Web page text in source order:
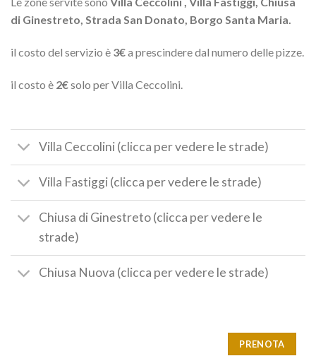
di Ginestreto, Strada San Donato, Borgo Santa Maria.
il costo del servizio è 3€a prescindere dal numero delle pizze.
il costo è 2€solo per Villa Ceccolini.
Villa Ceccolini (clicca per vedere le strade)
Villa Fastiggi (clicca per vedere le strade)
Chiusa di Ginestreto (clicca per vedere le
strade)
Chiusa Nuova (clicca per vedere le strade)
PRENOTA